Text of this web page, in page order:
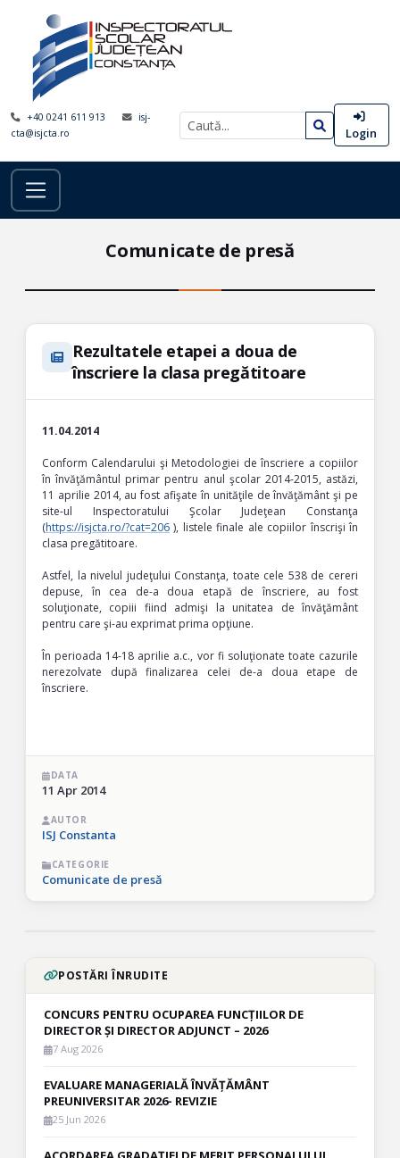
+40 0241 611 913
isj-
cta@isjcta.ro
Login
Comunicate de presă
Rezultatele etapei a doua de
înscriere la clasa pregătitoare
11.04.2014
Conform Calendarului şi Metodologiei de înscriere a copiilor
în învăţământul primar pentru anul şcolar 2014-2015, astăzi,
11 aprilie 2014, au fost afişate în unităţile de învăţământ şi pe
site-ul Inspectoratului Şcolar Judeţean Constanţa
(https://isjcta.ro/?cat=206 ), listele finale ale copiilor înscrişi în
clasa pregătitoare.
Astfel, la nivelul judeţului Constanţa, toate cele 538 de cereri
depuse, în cea de-a doua etapă de înscriere, au fost
soluţionate, copiii fiind admişi la unitatea de învăţământ
pentru care şi-au exprimat prima opţiune.
În perioada 14-18 aprilie a.c., vor fi soluţionate toate cazurile
nerezolvate după finalizarea celei de-a doua etape de
înscriere.
DATA
11 Apr 2014
AUTOR
ISJ Constanta
CATEGORIE
Comunicate de presă
POSTĂRI ÎNRUDITE
CONCURS PENTRU OCUPAREA FUNCȚIILOR DE
DIRECTOR ȘI DIRECTOR ADJUNCT – 2026
7 Aug 2026
EVALUARE MANAGERIALĂ ÎNVĂȚĂMÂNT
PREUNIVERSITAR 2026- REVIZIE
25 Jun 2026